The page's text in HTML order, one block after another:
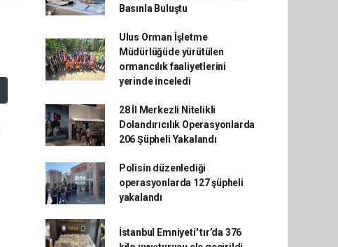
Basınla Buluştu
Ulus Orman İşletme
Müdürlüğüde yürütülen
ormancılık faaliyetlerini
yerinde inceledi
28 İl Merkezli Nitelikli
Dolandırıcılık Operasyonlarda
206 Şüpheli Yakalandı
Polisin düzenlediği
operasyonlarda 127 şüpheli
yakalandı
İstanbul Emniyeti' tır’da 376